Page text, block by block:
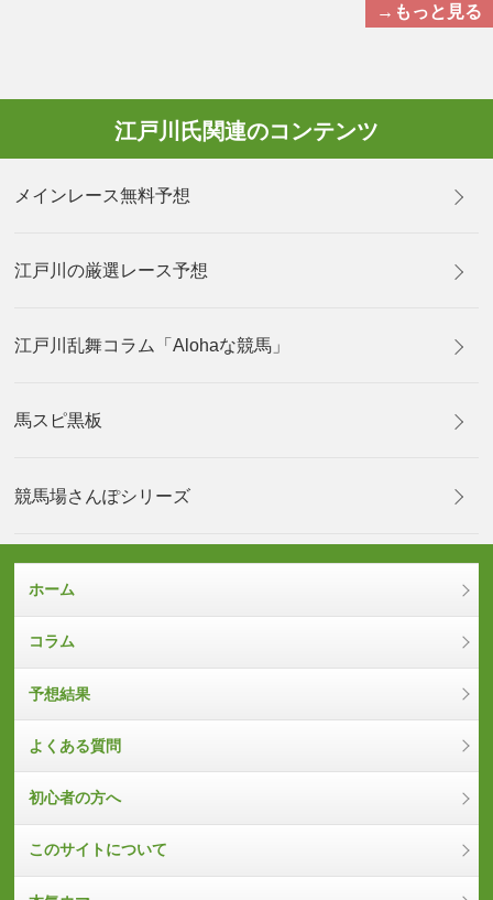
→もっと見る
江戸川氏関連のコンテンツ
メインレース無料予想
江戸川の厳選レース予想
江戸川乱舞コラム「Alohaな競馬」
馬スピ黒板
競馬場さんぽシリーズ
ホーム
コラム
予想結果
よくある質問
初心者の方へ
このサイトについて